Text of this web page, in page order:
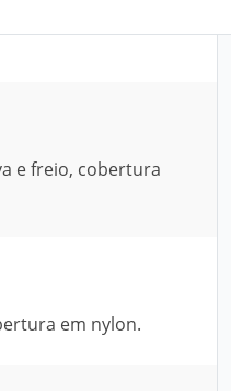
e freio, cobertura
em nylon.